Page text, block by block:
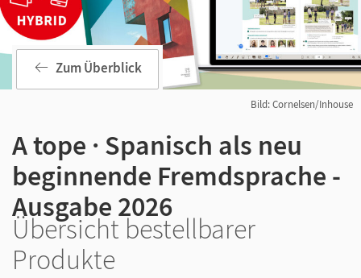
Bild: Cornelsen/Inhouse
Zum Überblick
A tope · Spanisch als neu
beginnende Fremdsprache -
Ausgabe 2026
Übersicht bestellbarer
Produkte